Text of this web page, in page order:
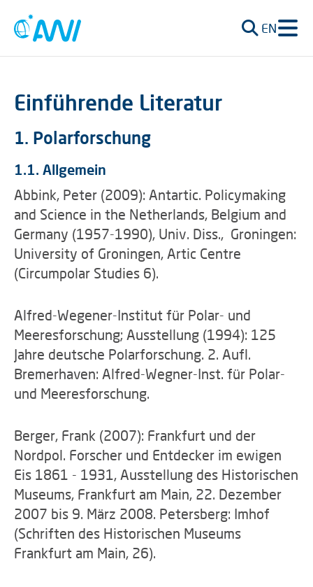
EN
Einführende Literatur
1. Polarforschung
1.1. Allgemein
Abbink, Peter (2009): Antartic. Policymaking
and Science in the Netherlands, Belgium and
Germany (1957-1990), Univ. Diss., Groningen:
University of Groningen, Artic Centre
(Circumpolar Studies 6).
Alfred-Wegener-Institut für Polar- und
Meeresforschung; Ausstellung (1994): 125
Jahre deutsche Polarforschung. 2. Aufl.
Bremerhaven: Alfred-Wegner-Inst. für Polar-
und Meeresforschung.
Berger, Frank (2007): Frankfurt und der
Nordpol. Forscher und Entdecker im ewigen
Eis 1861 - 1931, Ausstellung des Historischen
Museums, Frankfurt am Main, 22. Dezember
2007 bis 9. März 2008. Petersberg: Imhof
(Schriften des Historischen Museums
Frankfurt am Main, 26).